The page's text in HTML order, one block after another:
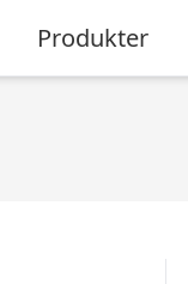
Produkter